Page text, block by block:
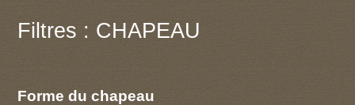
Filtres : CHAPEAU
Forme du chapeau